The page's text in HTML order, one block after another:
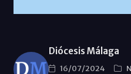
Diócesis Málaga
16/07/2024